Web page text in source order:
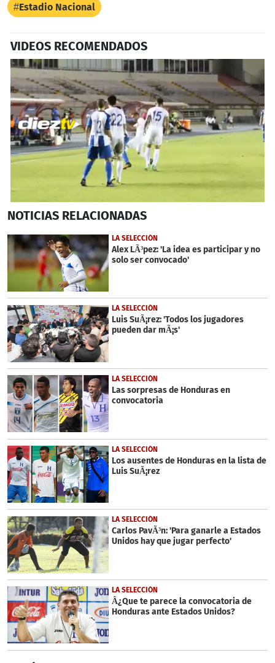
Estadio Nacional
VIDEOS RECOMENDADOS
seconds
1
minute,
1
second
NOTICIAS RELACIONADAS
LA SELECCIÓN
Alex LÃ³pez: 'La idea es participar y no
solo ser convocado'
LA SELECCIÓN
Luis SuÃ¡rez: 'Todos los jugadores
pueden dar mÃ¡s'
LA SELECCIÓN
Las sorpresas de Honduras en
convocatoria
LA SELECCIÓN
Los ausentes de Honduras en la lista de
Luis SuÃ¡rez
LA SELECCIÓN
Carlos PavÃ³n: 'Para ganarle a Estados
Unidos hay que jugar perfecto'
LA SELECCIÓN
Â¿Que te parece la convocatoria de
Honduras ante Estados Unidos?